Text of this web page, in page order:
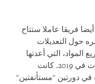
فريقا عاملا ستتاح
حول التعديلات
التي أعدتها
"لجنة القانون الدولي" وكانت قد نُشرت في 2019. كانت
دورتين "مستأنفتين"